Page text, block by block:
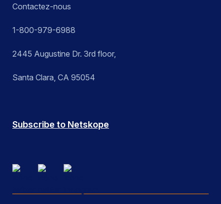
Contactez-nous
1-800-979-6988
2445 Augustine Dr. 3rd floor,
Santa Clara, CA 95054
Subscribe to Netskope